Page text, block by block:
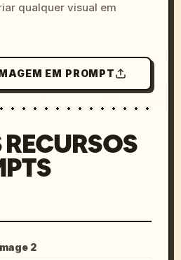
qualquer visual em
EM PROMPT
2